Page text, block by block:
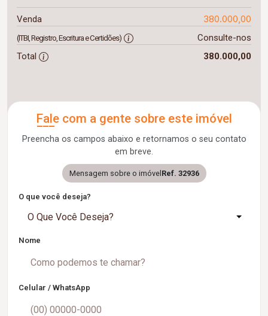
Venda 380.000,00
(ITBI, Registro, Escritura e Certidões)
Consulte-nos
Total
380.000,00
Fale com a gente sobre este imóvel
Preencha os campos abaixo e retornamos o seu contato
em breve.
Mensagem sobre o imóvelRef. 32936
O que você deseja?
O Que Você Deseja?
Nome
Celular / WhatsApp